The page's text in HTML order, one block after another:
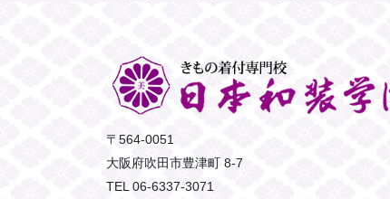
〒564-0051
大阪府吹田市豊津町 8-7
TEL 06-6337-3071